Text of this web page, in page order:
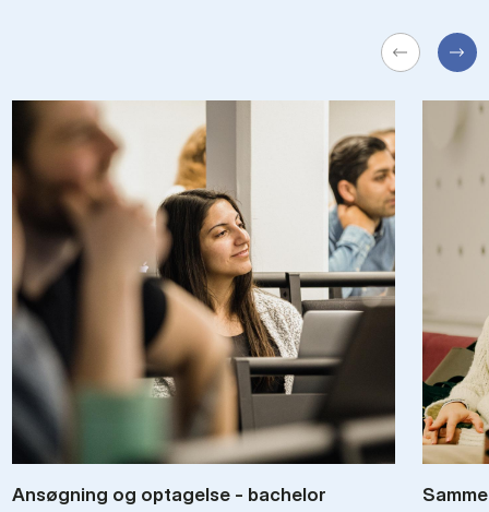
An­søg­ning og op­ta­gel­se - ba­chel­or